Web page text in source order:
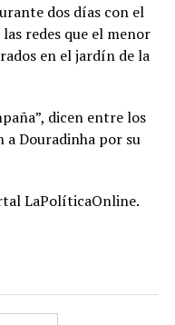
dos días con el
redes que el menor
en el jardín de la
dicen entre los
a Douradinha por su
LaPolíticaOnline.